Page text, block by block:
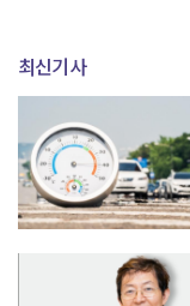
최신기사